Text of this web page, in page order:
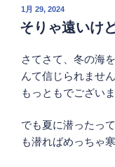
投
稿
日:
1月 29, 2024
そりゃ遠いけ
さてさて、冬の海
んて信じられませ
もっともでござい
でも夏に潜ったっ
も潜ればめっちゃ